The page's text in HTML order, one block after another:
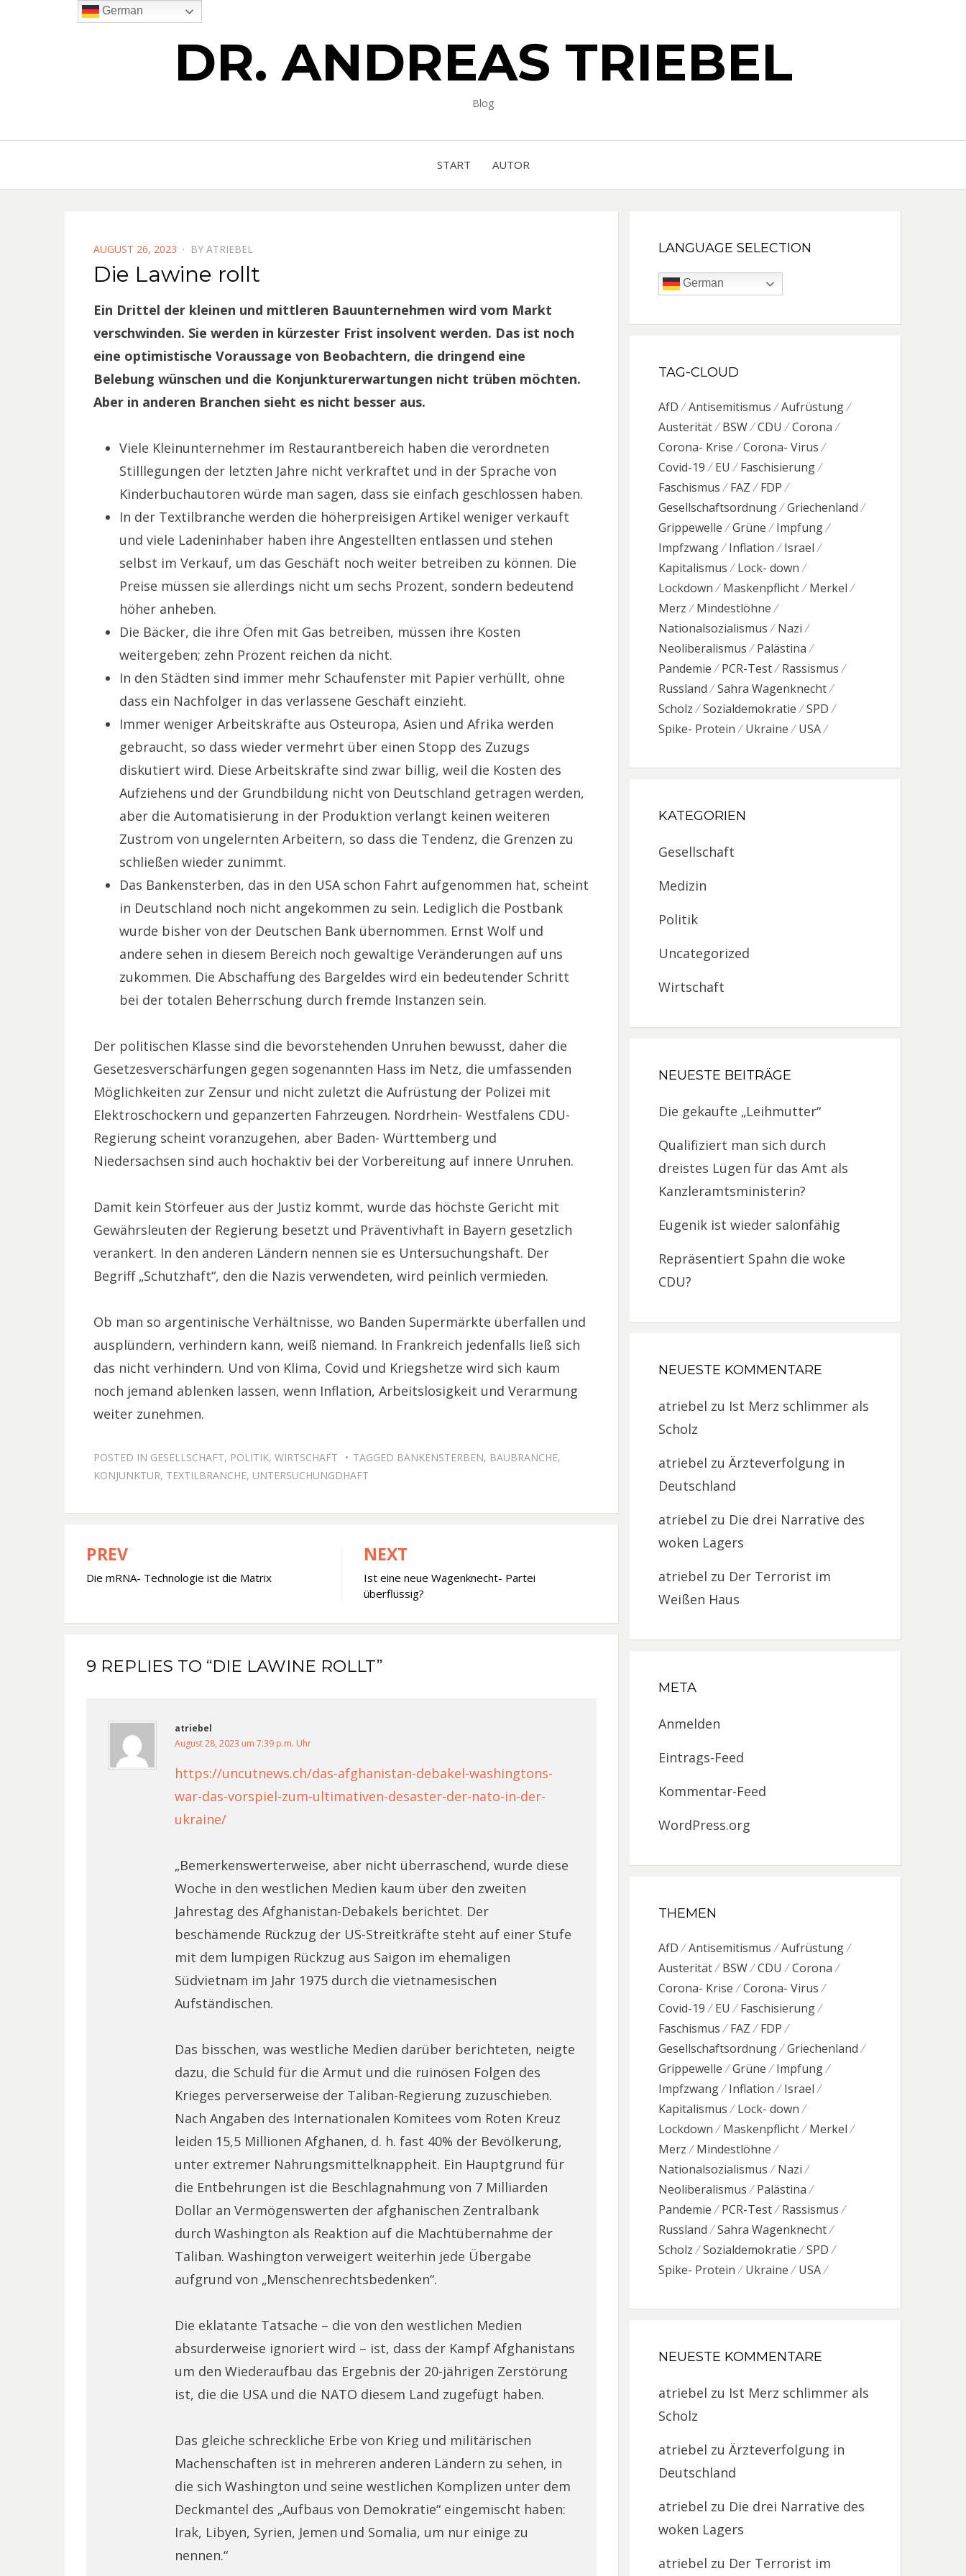
DR. ANDREAS TRIEBEL
Blog
START AUTOR
POSTED
ON
AUGUST 26, 2023 BY ATRIEBEL
Die Lawine rollt
Ein Drittel der kleinen und mittleren Bauunternehmen wird vom Markt
verschwinden. Sie werden in kürzester Frist insolvent werden. Das ist noch
eine optimistische Voraussage von Beobachtern, die dringend eine
Belebung wünschen und die Konjunkturerwartungen nicht trüben möchten.
Aber in anderen Branchen sieht es nicht besser aus.
Viele Kleinunternehmer im Restaurantbereich haben die verordneten
Stilllegungen der letzten Jahre nicht verkraftet und in der Sprache von
Kinderbuchautoren würde man sagen, dass sie einfach geschlossen haben.
In der Textilbranche werden die höherpreisigen Artikel weniger verkauft
und viele Ladeninhaber haben ihre Angestellten entlassen und stehen
selbst im Verkauf, um das Geschäft noch weiter betreiben zu können. Die
Preise müssen sie allerdings nicht um sechs Prozent, sondern bedeutend
höher anheben.
Die Bäcker, die ihre Öfen mit Gas betreiben, müssen ihre Kosten
weitergeben; zehn Prozent reichen da nicht.
In den Städten sind immer mehr Schaufenster mit Papier verhüllt, ohne
dass ein Nachfolger in das verlassene Geschäft einzieht.
Immer weniger Arbeitskräfte aus Osteuropa, Asien und Afrika werden
gebraucht, so dass wieder vermehrt über einen Stopp des Zuzugs
diskutiert wird. Diese Arbeitskräfte sind zwar billig, weil die Kosten des
Aufziehens und der Grundbildung nicht von Deutschland getragen werden,
aber die Automatisierung in der Produktion verlangt keinen weiteren
Zustrom von ungelernten Arbeitern, so dass die Tendenz, die Grenzen zu
schließen wieder zunimmt.
Das Bankensterben, das in den USA schon Fahrt aufgenommen hat, scheint
in Deutschland noch nicht angekommen zu sein. Lediglich die Postbank
wurde bisher von der Deutschen Bank übernommen. Ernst Wolf und
andere sehen in diesem Bereich noch gewaltige Veränderungen auf uns
zukommen. Die Abschaffung des Bargeldes wird ein bedeutender Schritt
bei der totalen Beherrschung durch fremde Instanzen sein.
Der politischen Klasse sind die bevorstehenden Unruhen bewusst, daher die
Gesetzesverschärfungen gegen sogenannten Hass im Netz, die umfassenden
Möglichkeiten zur Zensur und nicht zuletzt die Aufrüstung der Polizei mit
Elektroschockern und gepanzerten Fahrzeugen. Nordrhein- Westfalens CDU-
Regierung scheint voranzugehen, aber Baden- Württemberg und
Niedersachsen sind auch hochaktiv bei der Vorbereitung auf innere Unruhen.
Damit kein Störfeuer aus der Justiz kommt, wurde das höchste Gericht mit
Gewährsleuten der Regierung besetzt und Präventivhaft in Bayern gesetzlich
verankert. In den anderen Ländern nennen sie es Untersuchungshaft. Der
Begriff „Schutzhaft“, den die Nazis verwendeten, wird peinlich vermieden.
Ob man so argentinische Verhältnisse, wo Banden Supermärkte überfallen und
ausplündern, verhindern kann, weiß niemand. In Frankreich jedenfalls ließ sich
das nicht verhindern. Und von Klima, Covid und Kriegshetze wird sich kaum
noch jemand ablenken lassen, wenn Inflation, Arbeitslosigkeit und Verarmung
weiter zunehmen.
POSTED IN GESELLSCHAFT, POLITIK, WIRTSCHAFT TAGGED BANKENSTERBEN, BAUBRANCHE,
KONJUNKTUR, TEXTILBRANCHE, UNTERSUCHUNGDHAFT
Beitragsnavigation
PREV
Die mRNA- Technologie ist die Matrix
NEXT
Ist eine neue Wagenknecht- Partei
überflüssig?
9 REPLIES TO “DIE LAWINE ROLLT”
atriebel
August 28, 2023 um 7:39 p.m. Uhr
https://uncutnews.ch/das-afghanistan-debakel-washingtons-
war-das-vorspiel-zum-ultimativen-desaster-der-nato-in-der-
ukraine/
„Bemerkenswerterweise, aber nicht überraschend, wurde diese
Woche in den westlichen Medien kaum über den zweiten
Jahrestag des Afghanistan-Debakels berichtet. Der
beschämende Rückzug der US-Streitkräfte steht auf einer Stufe
mit dem lumpigen Rückzug aus Saigon im ehemaligen
Südvietnam im Jahr 1975 durch die vietnamesischen
Aufständischen.
Das bisschen, was westliche Medien darüber berichteten, neigte
dazu, die Schuld für die Armut und die ruinösen Folgen des
Krieges perverserweise der Taliban-Regierung zuzuschieben.
Nach Angaben des Internationalen Komitees vom Roten Kreuz
leiden 15,5 Millionen Afghanen, d. h. fast 40% der Bevölkerung,
unter extremer Nahrungsmittelknappheit. Ein Hauptgrund für
die Entbehrungen ist die Beschlagnahmung von 7 Milliarden
Dollar an Vermögenswerten der afghanischen Zentralbank
durch Washington als Reaktion auf die Machtübernahme der
Taliban. Washington verweigert weiterhin jede Übergabe
aufgrund von „Menschenrechtsbedenken“.
Die eklatante Tatsache – die von den westlichen Medien
absurderweise ignoriert wird – ist, dass der Kampf Afghanistans
um den Wiederaufbau das Ergebnis der 20-jährigen Zerstörung
ist, die die USA und die NATO diesem Land zugefügt haben.
Das gleiche schreckliche Erbe von Krieg und militärischen
Machenschaften ist in mehreren anderen Ländern zu sehen, in
die sich Washington und seine westlichen Komplizen unter dem
Deckmantel des „Aufbaus von Demokratie“ eingemischt haben:
Irak, Libyen, Syrien, Jemen und Somalia, um nur einige zu
nennen.“
LANGUAGE SELECTION
German
TAG-CLOUD
AfD Antisemitismus
Aufrüstung
Austerität
BSW CDU
Corona
Corona- Krise
Corona- Virus
Covid-19
EU
Faschisierung
Faschismus
FAZ
FDP
Gesellschaftsordnung
Griechenland
Grippewelle
Grüne
Impfung
Impfzwang
Inflation
Israel
Kapitalismus
Lock- down
Lockdown
Maskenpflicht
Merkel
Merz
Mindestlöhne
Nationalsozialismus
Nazi
Neoliberalismus
Palästina
Pandemie
PCR-Test
Rassismus
Russland
Sahra Wagenknecht
Scholz
Sozialdemokratie
SPD
Spike- Protein
Ukraine USA
KATEGORIEN
Gesellschaft
Medizin
Politik
Uncategorized
Wirtschaft
NEUESTE BEITRÄGE
Die gekaufte „Leihmutter“
Qualifiziert man sich durch
dreistes Lügen für das Amt als
Kanzleramtsministerin?
Eugenik ist wieder salonfähig
Repräsentiert Spahn die woke
CDU?
NEUESTE KOMMENTARE
atriebel zu Ist Merz schlimmer als
Scholz
atriebel zuÄrzteverfolgung in
Deutschland
atriebel zu Die drei Narrative des
woken Lagers
atriebel zu Der Terrorist im
Weißen Haus
META
Anmelden
Eintrags-Feed
Kommentar-Feed
WordPress.org
THEMEN
AfD Antisemitismus
Aufrüstung
Austerität
BSW CDU
Corona
Corona- Krise
Corona- Virus
Covid-19
EU
Faschisierung
Faschismus
FAZ
FDP
Gesellschaftsordnung
Griechenland
Grippewelle
Grüne
Impfung
Impfzwang
Inflation
Israel
Kapitalismus
Lock- down
Lockdown
Maskenpflicht
Merkel
Merz
Mindestlöhne
Nationalsozialismus
Nazi
Neoliberalismus
Palästina
Pandemie
PCR-Test
Rassismus
Russland
Sahra Wagenknecht
Scholz
Sozialdemokratie
SPD
Spike- Protein
Ukraine USA
NEUESTE KOMMENTARE
atriebel zu Ist Merz schlimmer als
Scholz
atriebel zuÄrzteverfolgung in
Deutschland
atriebel zu Die drei Narrative des
woken Lagers
atriebel zu Der Terrorist im
German